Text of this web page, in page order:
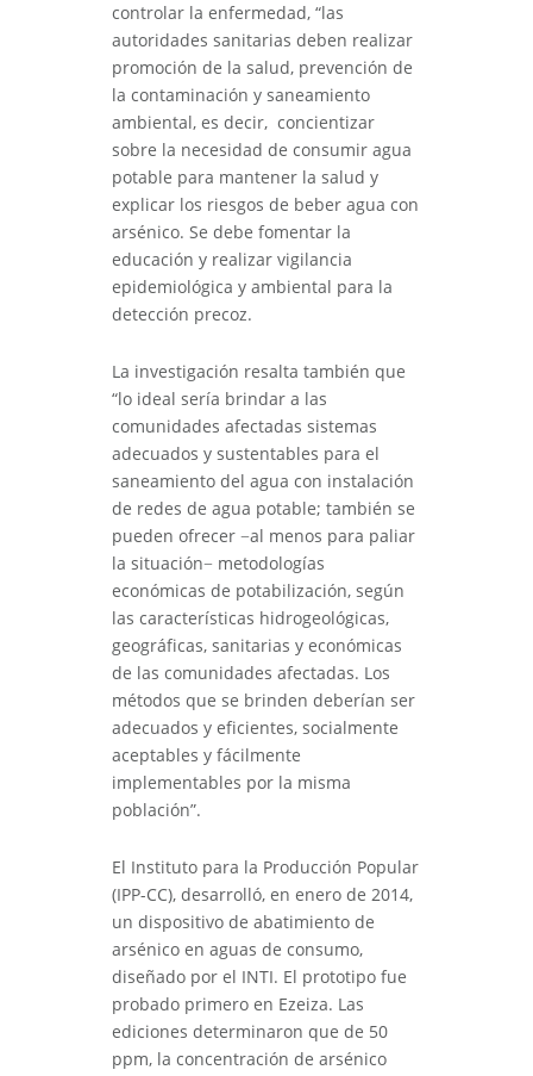
controlar la enfermedad, “las
autoridades sanitarias deben realizar
promoción de la salud, prevención de
la contaminación y saneamiento
ambiental, es decir, concientizar
sobre la necesidad de consumir agua
potable para mantener la salud y
explicar los riesgos de beber agua con
arsénico. Se debe fomentar la
educación y realizar vigilancia
epidemiológica y ambiental para la
detección precoz.
La investigación resalta también que
“lo ideal sería brindar a las
comunidades afectadas sistemas
adecuados y sustentables para el
saneamiento del agua con instalación
de redes de agua potable; también se
pueden ofrecer −al menos para paliar
la situación− metodologías
económicas de potabilización, según
las características hidrogeológicas,
geográficas, sanitarias y económicas
de las comunidades afectadas. Los
métodos que se brinden deberían ser
adecuados y eficientes, socialmente
aceptables y fácilmente
implementables por la misma
población”.
El Instituto para la Producción Popular
(IPP-CC), desarrolló, en enero de 2014,
un dispositivo de abatimiento de
arsénico en aguas de consumo,
diseñado por el INTI. El prototipo fue
probado primero en Ezeiza. Las
ediciones determinaron que de 50
ppm, la concentración de arsénico